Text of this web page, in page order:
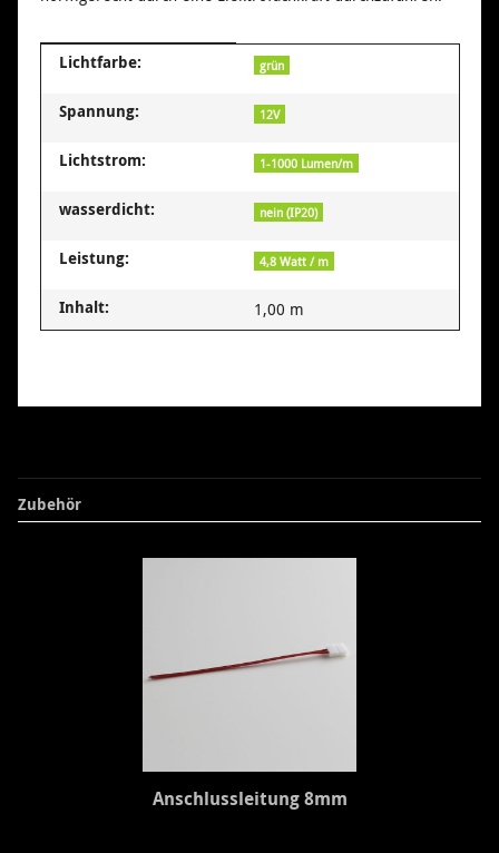
Produkteigenschaft
Wert
Lichtfarbe: grün
Spannung: 12V
Lichtstrom: 1-1000 Lumen/m
wasserdicht: nein (IP20)
Leistung: 4,8 Watt / m
Inhalt: 1,00 m
Zubehör
Anschlussleitung 8mm